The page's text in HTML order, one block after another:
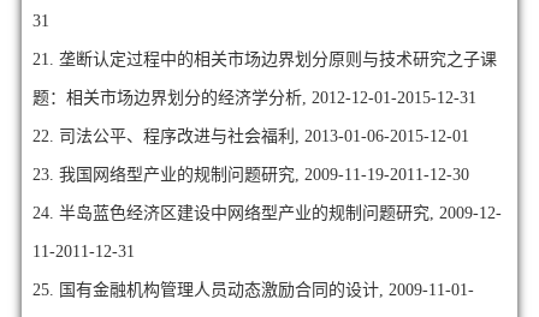
31
21. 垄断认定过程中的相关市场边界划分原则与技术研究之子课
题：相关市场边界划分的经济学分析, 2012-12-01-2015-12-31
22. 司法公平、程序改进与社会福利, 2013-01-06-2015-12-01
23. 我国网络型产业的规制问题研究, 2009-11-19-2011-12-30
24. 半岛蓝色经济区建设中网络型产业的规制问题研究, 2009-12-
11-2011-12-31
25. 国有金融机构管理人员动态激励合同的设计, 2009-11-01-